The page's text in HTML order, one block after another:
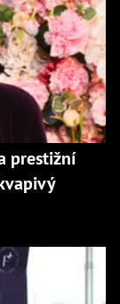
prestižní